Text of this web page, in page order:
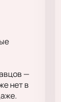
и
частью этого
Купить
сейчас.
—
нет в